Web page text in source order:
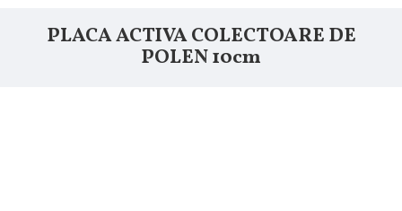
PLACA ACTIVA COLECTOARE DE
POLEN 10cm